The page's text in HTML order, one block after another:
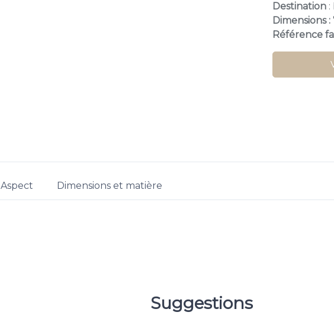
Destination :
Dimensions
Référence
Aspect Dimensions et matière
Suggestions